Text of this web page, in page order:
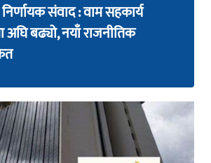
संवाद : वाम सहकार्य
बढ्यो, नयाँ राजनीतिक